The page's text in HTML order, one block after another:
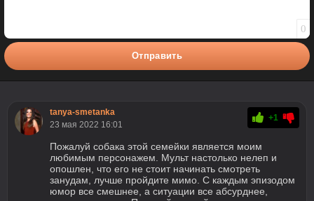
0
Отправить
tanya-smetanka
23 мая 2022 16:01
+1
Пожалуй собака этой семейки является моим
любимым персонажем. Мульт настолько нелеп и
опошлен, что его не стоит начинать смотреть
занудам, лучше пройдите мимо. С каждым эпизодом
юмор все смешнее, а ситуации все абсурднее,